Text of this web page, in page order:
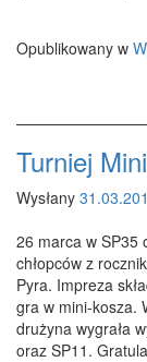
Opublikowany w
Turniej
Wysłany
26 marca w SP35
chłopców z
Pyra. Impreza
gra w mini-kosza.
drużyna wygrała
oraz SP11.